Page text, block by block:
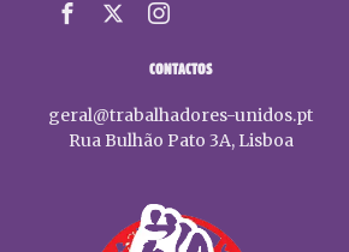
CONTACTOS
geral@trabalhadores-unidos.pt
Rua Bulhão Pato 3A, Lisboa